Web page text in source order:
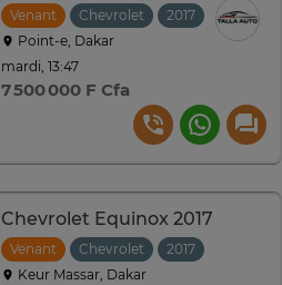
Venant Chevrolet 2017
Point-e, Dakar
mardi, 13:47
7 500 000 F Cfa
Chevrolet Equinox 2017
Venant Chevrolet 2017
Keur Massar, Dakar